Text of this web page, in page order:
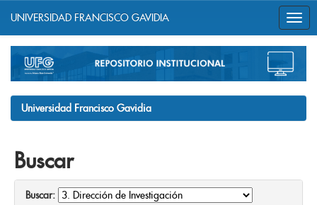
navigation
UNIVERSIDAD FRANCISCO GAVIDIA
Universidad Francisco Gavidia
Buscar
Buscar: